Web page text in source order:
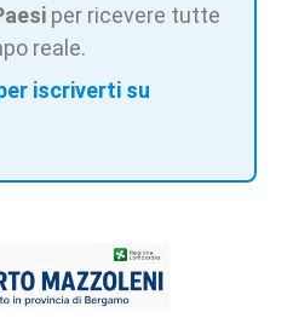
per ricevere tutte
reale.
iscriverti su